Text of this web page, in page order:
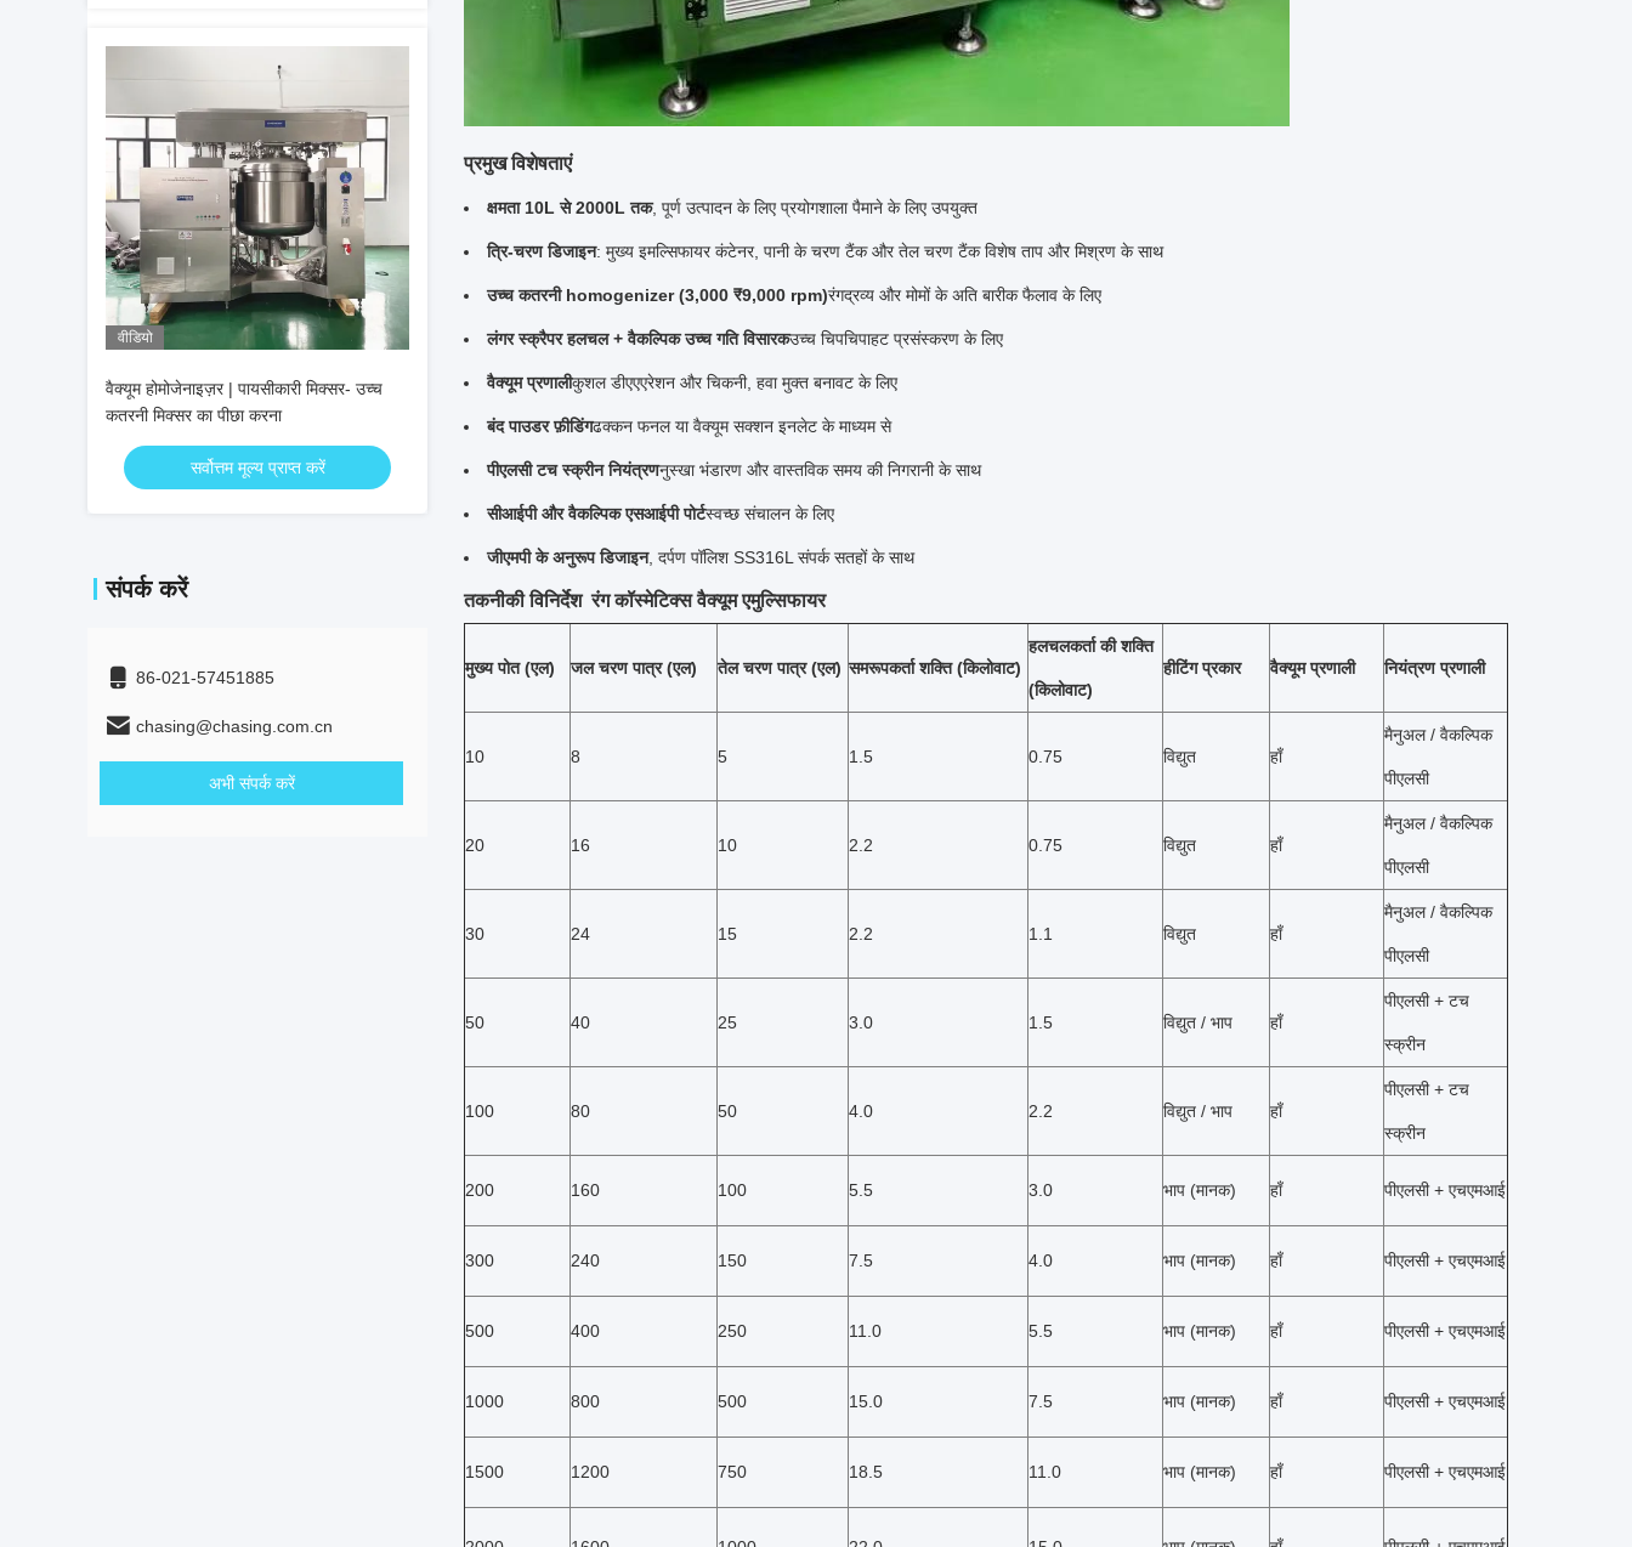
वीडियो
वैक्यूम होमोजेनाइज़र | पायसीकारी मिक्सर- उच्च
कतरनी मिक्सर का पीछा करना
सर्वोत्तम मूल्य प्राप्त करें
संपर्क करें
86-021-57451885
chasing@chasing.com.cn
अभी संपर्क करें
प्रमुख विशेषताएं
क्षमता 10L से 2000L तक, पूर्ण उत्पादन के लिए प्रयोगशाला पैमाने के लिए उपयुक्त
त्रि-चरण डिजाइन: मुख्य इमल्सिफायर कंटेनर, पानी के चरण टैंक और तेल चरण टैंक विशेष ताप और मिश्रण के साथ
उच्च कतरनी homogenizer (3,000 ₹9,000 rpm)रंगद्रव्य और मोमों के अति बारीक फैलाव के लिए
लंगर स्क्रैपर हलचल + वैकल्पिक उच्च गति विसारकउच्च चिपचिपाहट प्रसंस्करण के लिए
वैक्यूम प्रणालीकुशल डीएएएरेशन और चिकनी, हवा मुक्त बनावट के लिए
बंद पाउडर फ़ीडिंगढक्कन फनल या वैक्यूम सक्शन इनलेट के माध्यम से
पीएलसी टच स्क्रीन नियंत्रणनुस्खा भंडारण और वास्तविक समय की निगरानी के साथ
सीआईपी और वैकल्पिक एसआईपी पोर्टस्वच्छ संचालन के लिए
जीएमपी के अनुरूप डिजाइन, दर्पण पॉलिश SS316L संपर्क सतहों के साथ
तकनीकी विनिर्देश ️ रंग कॉस्मेटिक्स वैक्यूम एमुल्सिफायर
मुख्य पोत (एल) जल चरण पात्र (एल) तेल चरण पात्र (एल) समरूपकर्ता शक्ति (किलोवाट)
हलचलकर्ता की शक्ति
(किलोवाट)
हीटिंग प्रकार वैक्यूम प्रणाली नियंत्रण प्रणाली
10 8 5 1.5 0.75 विद्युत हाँ
मैनुअल / वैकल्पिक
पीएलसी
20 16 10 2.2 0.75 विद्युत हाँ
मैनुअल / वैकल्पिक
पीएलसी
30 24 15 2.2 1.1 विद्युत हाँ
मैनुअल / वैकल्पिक
पीएलसी
50 40 25 3.0 1.5 विद्युत / भाप हाँ
पीएलसी + टच
स्क्रीन
100 80 50 4.0 2.2 विद्युत / भाप हाँ
पीएलसी + टच
स्क्रीन
200 160 100 5.5 3.0 भाप (मानक) हाँ पीएलसी + एचएमआई
300 240 150 7.5 4.0 भाप (मानक) हाँ पीएलसी + एचएमआई
500 400 250 11.0 5.5 भाप (मानक) हाँ पीएलसी + एचएमआई
1000 800 500 15.0 7.5 भाप (मानक) हाँ पीएलसी + एचएमआई
1500 1200 750 18.5 11.0 भाप (मानक) हाँ पीएलसी + एचएमआई